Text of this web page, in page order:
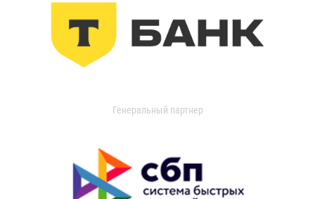
Генеральный партнер